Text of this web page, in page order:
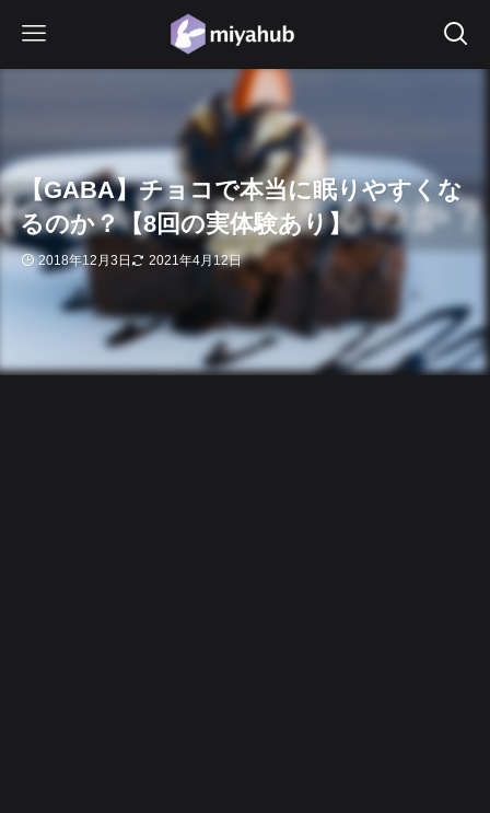
【GABA】チョコで本当に眠りやすくな
るのか？【8回の実体験あり】
2018年12月3日 2021年4月12日